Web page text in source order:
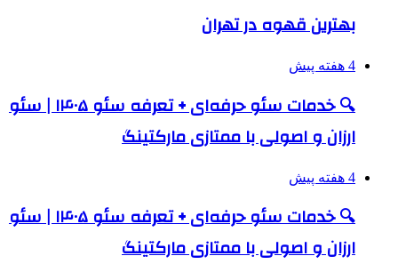
بهترین قهوه در تهران
4 هفته پیش
🔍 خدمات سئو حرفه‌ای + تعرفه سئو ۱۴۰۵ | سئو
ارزان و اصولی با ممتازی مارکتینگ
4 هفته پیش
🔍 خدمات سئو حرفه‌ای + تعرفه سئو ۱۴۰۵ | سئو
ارزان و اصولی با ممتازی مارکتینگ